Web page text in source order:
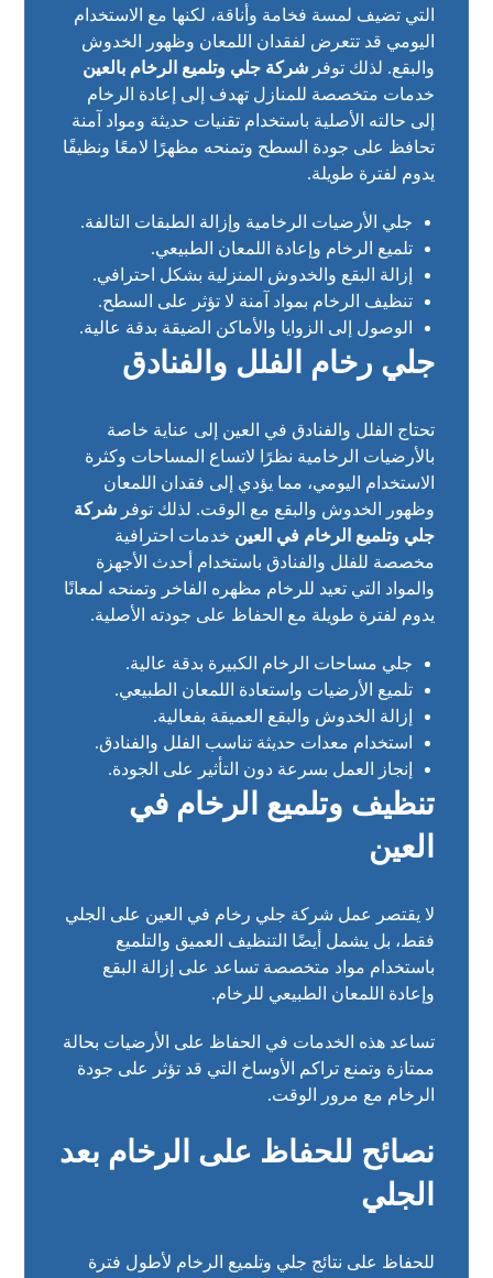
التي تضيف لمسة فخامة وأناقة، لكنها مع الاستخدام
اليومي قد تتعرض لفقدان اللمعان وظهور الخدوش
والبقع. لذلك توفرشركة جلي وتلميع الرخام بالعين
خدمات متخصصة للمنازل تهدف إلى إعادة الرخام
إلى حالته الأصلية باستخدام تقنيات حديثة ومواد آمنة
تحافظ على جودة السطح وتمنحه مظهرًا لامعًا ونظيفًا
يدوم لفترة طويلة.
جلي الأرضيات الرخامية وإزالة الطبقات التالفة.
تلميع الرخام وإعادة اللمعان الطبيعي.
إزالة البقع والخدوش المنزلية بشكل احترافي.
تنظيف الرخام بمواد آمنة لا تؤثر على السطح.
الوصول إلى الزوايا والأماكن الضيقة بدقة عالية.
جلي رخام الفلل والفنادق
تحتاج الفلل والفنادق في العين إلى عناية خاصة
بالأرضيات الرخامية نظرًا لاتساع المساحات وكثرة
الاستخدام اليومي، مما يؤدي إلى فقدان اللمعان
وظهور الخدوش والبقع مع الوقت. لذلك توفرشركة
جلي وتلميع الرخام في العين خدمات احترافية
مخصصة للفلل والفنادق باستخدام أحدث الأجهزة
والمواد التي تعيد للرخام مظهره الفاخر وتمنحه لمعانًا
يدوم لفترة طويلة مع الحفاظ على جودته الأصلية.
جلي مساحات الرخام الكبيرة بدقة عالية.
تلميع الأرضيات واستعادة اللمعان الطبيعي.
إزالة الخدوش والبقع العميقة بفعالية.
استخدام معدات حديثة تناسب الفلل والفنادق.
إنجاز العمل بسرعة دون التأثير على الجودة.
تنظيف وتلميع الرخام في
العين
لا يقتصر عمل شركة جلي رخام في العين على الجلي
فقط، بل يشمل أيضًا التنظيف العميق والتلميع
باستخدام مواد متخصصة تساعد على إزالة البقع
وإعادة اللمعان الطبيعي للرخام.
تساعد هذه الخدمات في الحفاظ على الأرضيات بحالة
ممتازة وتمنع تراكم الأوساخ التي قد تؤثر على جودة
الرخام مع مرور الوقت.
نصائح للحفاظ على الرخام بعد
الجلي
للحفاظ على نتائج جلي وتلميع الرخام لأطول فترة